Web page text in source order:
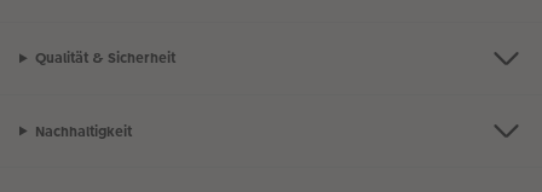
Qualität & Sicherheit
Nachhaltigkeit